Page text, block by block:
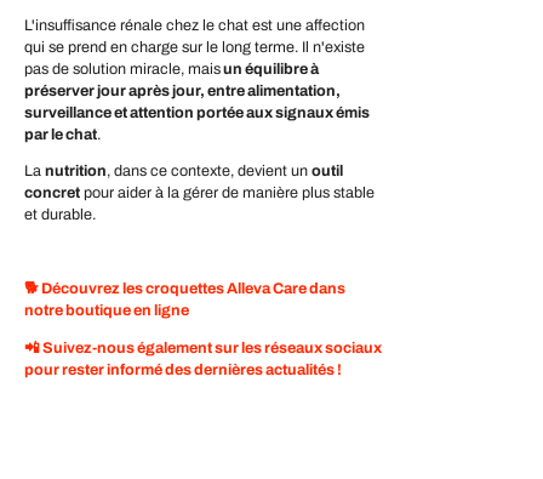
L'insuffisance rénale chez le chat est une affection
qui se prend en charge sur le long terme. Il n'existe
pas de solution miracle, maisun équilibre à
préserver jour après jour, entre alimentation,
surveillance et attention portée aux signaux émis
par le chat.
La nutrition, dans ce contexte, devient un outil
concret pour aider à la gérer de manière plus stable
et durable.
🐕 Découvrez les croquettes Alleva Care dans
notre boutique en ligne
📲Suivez-nous également sur les réseaux sociaux
pour rester informé des dernières actualités !